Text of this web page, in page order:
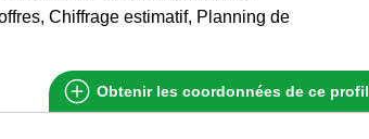
Chiffrage estimatif, Planning de
Obtenir les coordonnées de ce profil